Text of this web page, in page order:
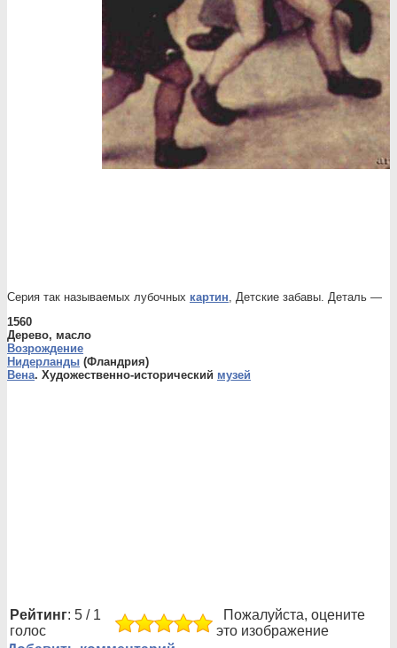
Серия так называемых лубочных картин, Детские забавы. Деталь —
1560
Дерево, масло
Возрождение
Нидерланды (Фландрия)
Вена. Художественно-исторический музей
Рейтинг: 5 / 1
голос
Пожалуйста, оцените
это изображение